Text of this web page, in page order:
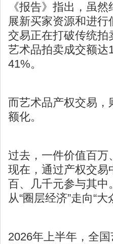
《报告》指出，虽
展新买家资源和进
交易正在打破传统拍
艺术品拍卖成交额达
41%。
而艺术品产权交易
额化。
过去，一件价值百万
现在，通过产权交易
百、几千元参与其中
从“圈层经济”走向“大
2026年上半年，全